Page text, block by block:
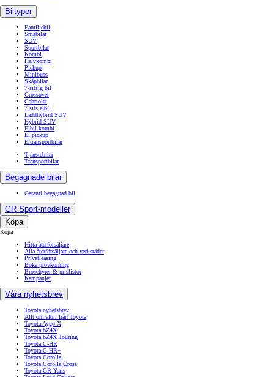
Biltyper
Familjebil
Småbilar
SUV
Sportbilar
Kombi
Halvkombi
Pickup
Minibuss
Skåpbilar
7-sitsig bil
Crossover
Cabriolet
7 sits elbil
Laddhybrid SUV
Hybrid SUV
Elbil kombi
El pickup
Eltransportbilar
Tjänstebilar
Transportbilar
Begagnade bilar
Garanti begagnad bil
GR Sport-modeller
Köpa
Köpa
Hitta återförsäljare
Alla återförsäljare och verkstäder
Privatleasing
Boka provkörning
Broschyrer & prislistor
Kampanjer
Våra nyhetsbrev
Toyota nyhetsbrev
Allt om elbil från Toyota
Toyota Aygo X
Toyota bZ4X
Toyota bZ4X Touring
Toyota C-HR
Toyota C-HR+
Toyota Corolla
Toyota Corolla Cross
Toyota GR Yaris